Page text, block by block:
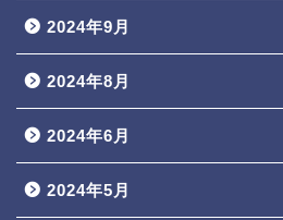
2024年9月
2024年8月
2024年6月
2024年5月